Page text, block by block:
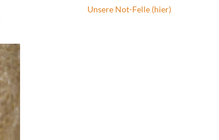
Unsere Not-Felle (hier)